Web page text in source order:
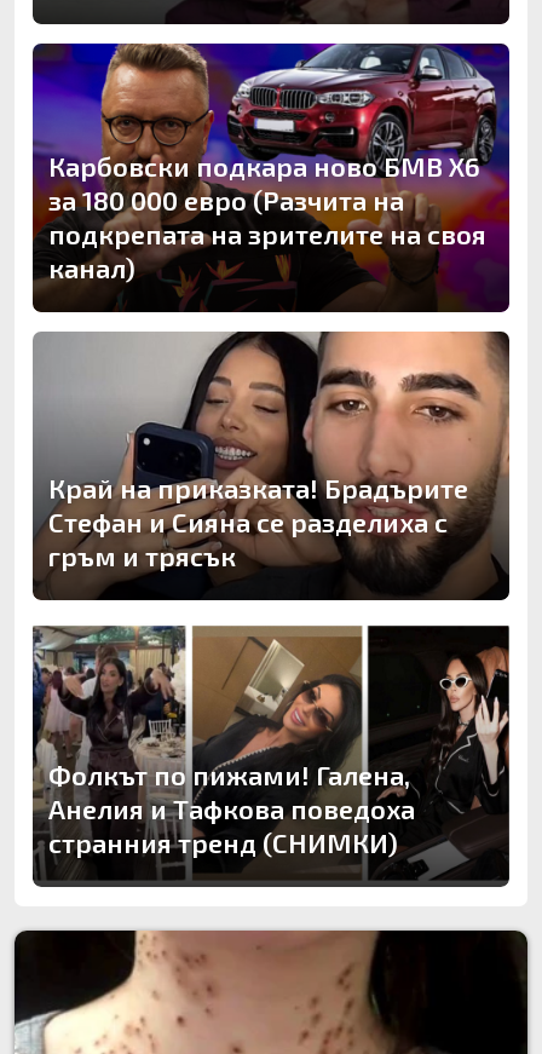
Карбовски подкара ново БМВ Х6
за 180 000 евро (Разчита на
подкрепата на зрителите на своя
канал)
Край на приказката! Брадърите
Стефан и Сияна се разделиха с
гръм и трясък
Фолкът по пижами! Галена,
Анелия и Тафкова поведоха
странния тренд (СНИМКИ)